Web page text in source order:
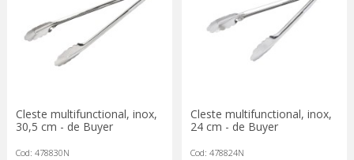
Cleste multifunctional, inox,
30,5 cm - de Buyer
Cod: 478830N
Cleste multifunctional, inox,
24 cm - de Buyer
Cod: 478824N